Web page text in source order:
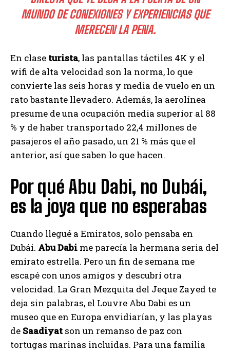
MUNDO DE CONEXIONES Y EXPERIENCIAS QUE
MERECEN LA PENA.
En clase turista, las pantallas táctiles 4K y el
wifi de alta velocidad son la norma, lo que
convierte las seis horas y media de vuelo en un
rato bastante llevadero. Además, la aerolínea
presume de una ocupación media superior al 88
% y de haber transportado 22,4 millones de
pasajeros el año pasado, un 21 % más que el
anterior, así que saben lo que hacen.
Por qué Abu Dabi, no Dubái,
es la joya que no esperabas
Cuando llegué a Emiratos, solo pensaba en
Dubái. Abu Dabi me parecía la hermana seria del
emirato estrella. Pero un fin de semana me
escapé con unos amigos y descubrí otra
velocidad. La Gran Mezquita del Jeque Zayed te
deja sin palabras, el Louvre Abu Dabi es un
museo que en Europa envidiarían, y las playas
de Saadiyat son un remanso de paz con
tortugas marinas incluidas. Para una familia